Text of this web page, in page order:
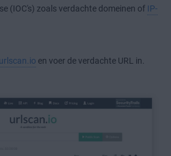
(IOC's) zoals verdachte domeinen of IP-
urlscan.io en voer de verdachte URL in.